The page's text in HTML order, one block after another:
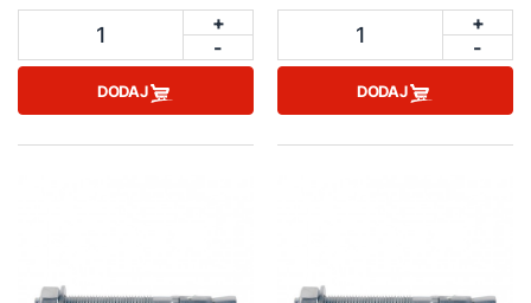
1
+
-
DODAJ
1
+
-
DODAJ